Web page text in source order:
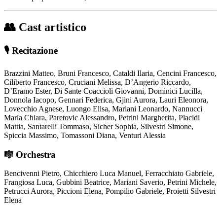
👥 Cast artistico
🎙️ Recitazione
Brazzini Matteo, Bruni Francesco, Cataldi Ilaria, Cencini Francesco,
Ciliberto Francesco, Cruciani Melissa, D’Angerio Riccardo,
D’Eramo Ester, Di Sante Coaccioli Giovanni, Dominici Lucilla,
Donnola Iacopo, Gennari Federica, Gjini Aurora, Lauri Eleonora,
Lovecchio Agnese, Luongo Elisa, Mariani Leonardo, Nannucci
Maria Chiara, Paretovic Alessandro, Petrini Margherita, Placidi
Mattia, Santarelli Tommaso, Sicher Sophia, Silvestri Simone,
Spiccia Massimo, Tomassoni Diana, Venturi Alessia
🎼 Orchestra
Bencivenni Pietro, Chicchiero Luca Manuel, Ferracchiato Gabriele,
Frangiosa Luca, Gubbini Beatrice, Mariani Saverio, Petrini Michele,
Petrucci Aurora, Piccioni Elena, Pompilio Gabriele, Proietti Silvestri
Elena